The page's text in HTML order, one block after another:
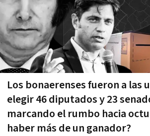
Los bonaerenses fueron a las
elegir 46 diputados y 23
marcando el rumbo hacia
haber más de un ganador?